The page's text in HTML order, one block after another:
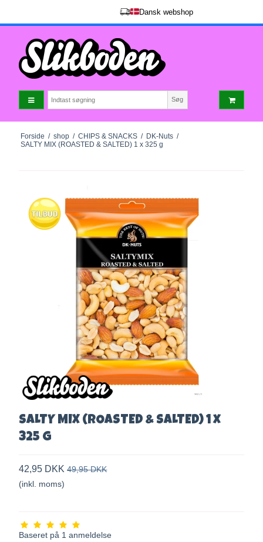
Dansk webshop
Søg
Forside / shop / CHIPS & SNACKS / DK-Nuts /
SALTY MIX (ROASTED & SALTED) 1 x 325 g
SALTY MIX (ROASTED & SALTED) 1 x
325 g
42,95 DKK 49,95 DKK
(inkl. moms)
Baseret på 1 anmeldelse